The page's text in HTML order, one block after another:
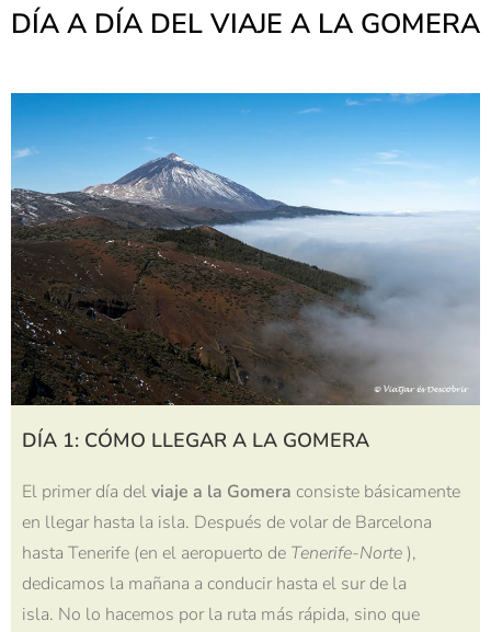
DÍA A DÍA DEL VIAJE A LA GOMERA
DÍA 1: CÓMO LLEGAR A LA GOMERA
El primer día delviaje a la Gomera consiste básicamente
en llegar hasta la isla. Después de volar de Barcelona
hasta Tenerife (en el aeropuerto de Tenerife-Norte ),
dedicamos la mañana a conducir hasta el sur de la
isla. No lo hacemos por la ruta más rápida, sino que